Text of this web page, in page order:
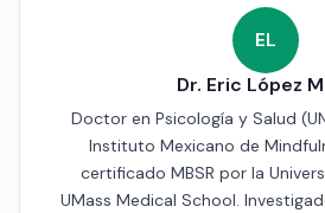
EL
Dr. Eric López
Doctor en Psicología y Salud
Instituto Mexicano de
certificado MBSR por la
UMass Medical School.